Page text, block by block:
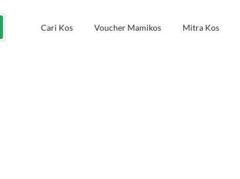
Cari Kos Voucher Mamikos Mitra Kos